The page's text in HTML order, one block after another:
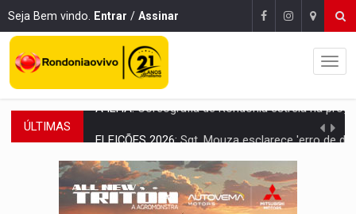
Seja Bem vindo. Entrar / Assinar
ÚLTIMAS Sgt. Mouza esclarece 'erro de digitação' em declaração de
JUDICIÁRIO:Sinjur parabeniza servidores pelo adicional de incentivo com
Publicação Legal: AVISO DE LICITAÇÃO: Pregão Eletrônico Nº 12/2026